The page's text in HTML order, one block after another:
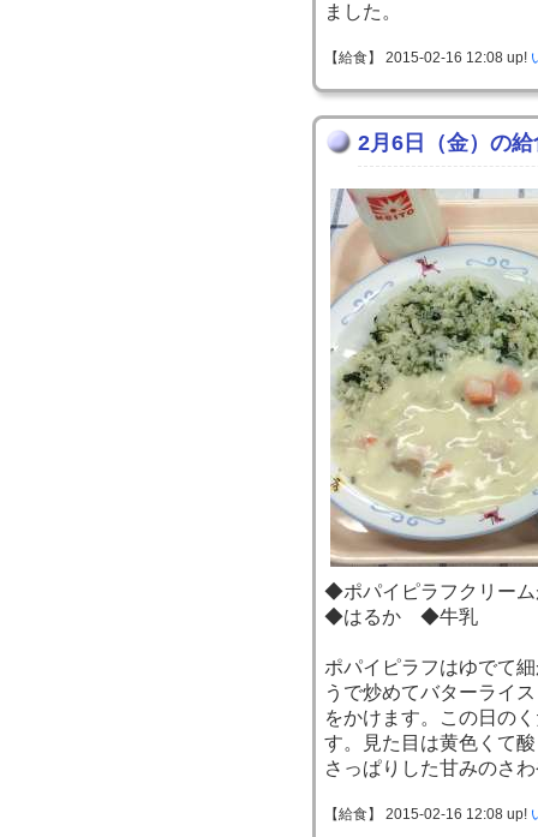
ました。
【給食】 2015-02-16 12:08 up!
2月6日（金）の給
◆ポパイピラフクリー
◆はるか ◆牛乳
ポパイピラフはゆでて
うで炒めてバターライ
をかけます。この日の
す。見た目は黄色くて
さっぱりした甘みのさ
【給食】 2015-02-16 12:08 up!